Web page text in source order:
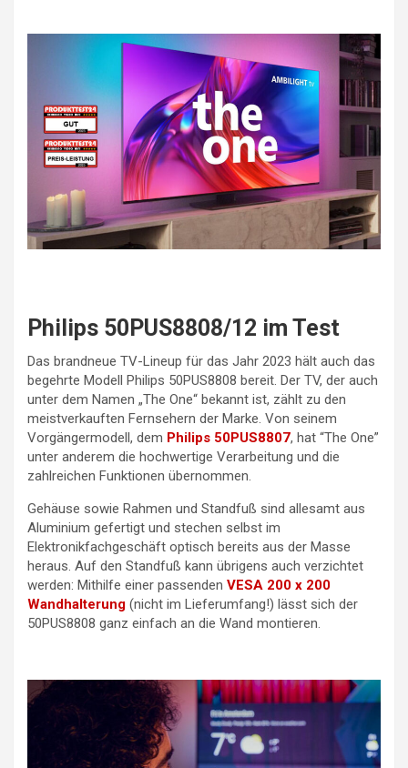
Philips 50PUS8808/12 im Test
Das brandneue TV-Lineup für das Jahr 2023 hält auch das
begehrte Modell Philips 50PUS8808 bereit. Der TV, der auch
unter dem Namen „The One“ bekannt ist, zählt zu den
meistverkauften Fernsehern der Marke. Von seinem
Vorgängermodell, dem Philips 50PUS8807, hat “The One”
unter anderem die hochwertige Verarbeitung und die
zahlreichen Funktionen übernommen.
Gehäuse sowie Rahmen und Standfuß sind allesamt aus
Aluminium gefertigt und stechen selbst im
Elektronikfachgeschäft optisch bereits aus der Masse
heraus. Auf den Standfuß kann übrigens auch verzichtet
werden: Mithilfe einer passenden VESA 200 x 200
Wandhalterung (nicht im Lieferumfang!) lässt sich der
50PUS8808 ganz einfach an die Wand montieren.